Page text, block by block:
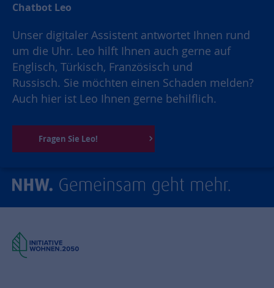
Chatbot Leo
Unser digitaler Assistent antwortet Ihnen rund
um die Uhr. Leo hilft Ihnen auch gerne auf
Englisch, Türkisch, Französisch und
Russisch. Sie möchten einen Schaden melden?
Auch hier ist Leo Ihnen gerne behilflich.
Fragen Sie Leo!